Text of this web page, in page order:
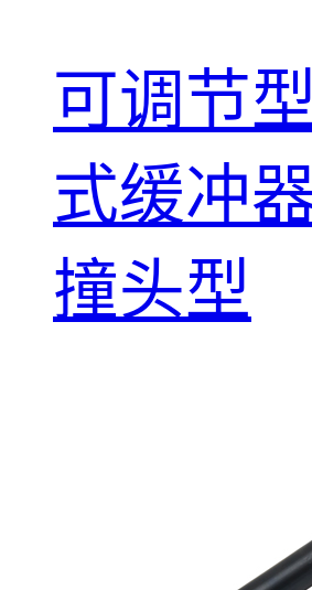
可调节
式缓冲
撞头型